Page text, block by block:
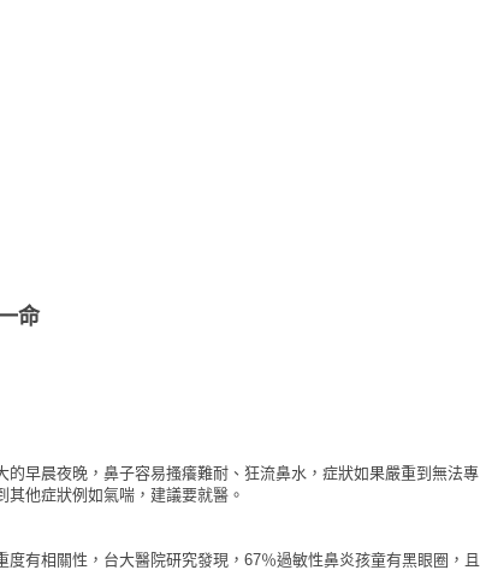
命
早晨夜晚，鼻子容易搔癢難耐、狂流鼻水，症狀如果嚴重到無法專
他症狀例如氣喘，建議要就醫。
有相關性，台大醫院研究發現，67％過敏性鼻炎孩童有黑眼圈，且